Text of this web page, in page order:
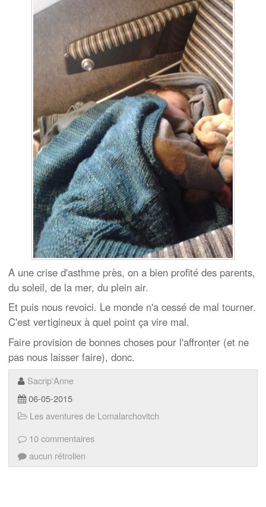
A une crise d'asthme près, on a bien profité des parents,
du soleil, de la mer, du plein air.
Et puis nous revoici. Le monde n'a cessé de mal tourner.
C'est vertigineux à quel point ça vire mal.
Faire provision de bonnes choses pour l'affronter (et ne
pas nous laisser faire), donc.
Sacrip'Anne
06-05-2015
Les aventures de Lomalarchovitch
10 commentaires
aucun rétrolien